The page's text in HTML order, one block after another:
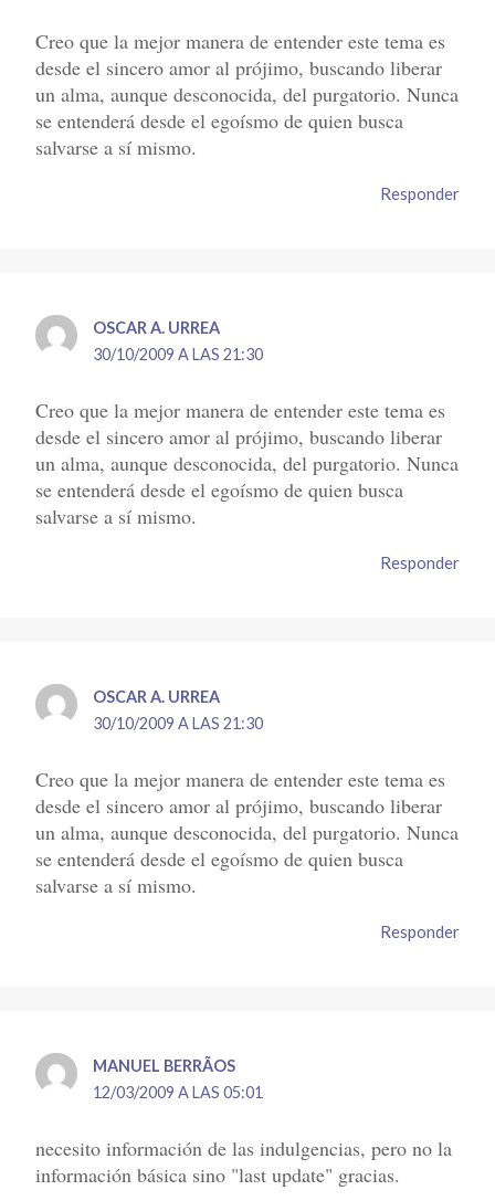
Creo que la mejor manera de entender este tema es
desde el sincero amor al prójimo, buscando liberar
un alma, aunque desconocida, del purgatorio. Nunca
se entenderá desde el egoísmo de quien busca
salvarse a sí mismo.
Responder
OSCAR A. URREA
30/10/2009 A LAS 21:30
Creo que la mejor manera de entender este tema es
desde el sincero amor al prójimo, buscando liberar
un alma, aunque desconocida, del purgatorio. Nunca
se entenderá desde el egoísmo de quien busca
salvarse a sí mismo.
Responder
OSCAR A. URREA
30/10/2009 A LAS 21:30
Creo que la mejor manera de entender este tema es
desde el sincero amor al prójimo, buscando liberar
un alma, aunque desconocida, del purgatorio. Nunca
se entenderá desde el egoísmo de quien busca
salvarse a sí mismo.
Responder
MANUEL BERRÃ­OS
12/03/2009 A LAS 05:01
necesito información de las indulgencias, pero no la
información básica sino "last update" gracias.